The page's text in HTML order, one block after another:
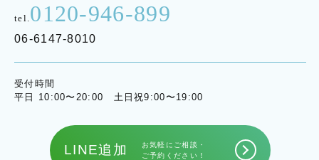
tel.0120-946-899
06-6147-8010
受付時間
平日 10:00〜20:00 土日祝9:00〜19:00
LINE追加
お気軽にご相談・
ご予約ください！